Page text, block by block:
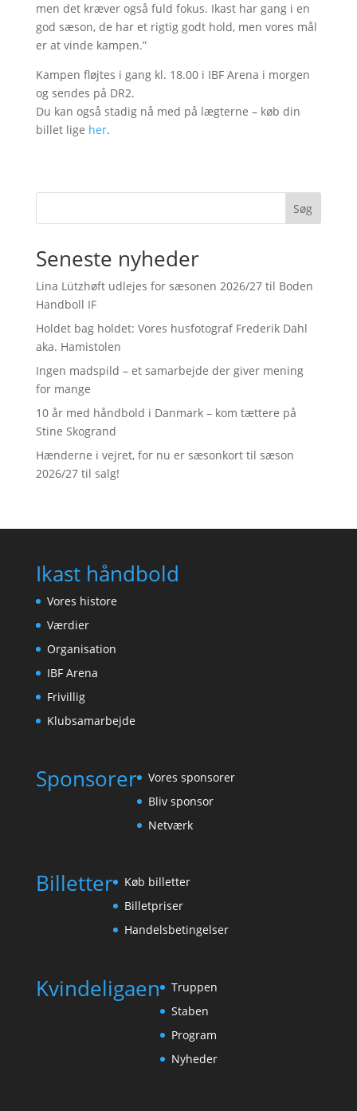
men det kræver også fuld fokus. Ikast har gang i en
god sæson, de har et rigtig godt hold, men vores mål
er at vinde kampen.”
Kampen fløjtes i gang kl. 18.00 i IBF Arena i morgen
og sendes på DR2.
Du kan også stadig nå med på lægterne – køb din
billet lige her.
Søg
Seneste nyheder
Lina Lützhøft udlejes for sæsonen 2026/27 til Boden
Handboll IF
Holdet bag holdet: Vores husfotograf Frederik Dahl
aka. Hamistolen
Ingen madspild – et samarbejde der giver mening
for mange
10 år med håndbold i Danmark – kom tættere på
Stine Skogrand
Hænderne i vejret, for nu er sæsonkort til sæson
2026/27 til salg!
Ikast håndbold
Vores histore
Værdier
Organisation
IBF Arena
Frivillig
Klubsamarbejde
Sponsorer
Vores sponsorer
Bliv sponsor
Netværk
Billetter
Køb billetter
Billetpriser
Handelsbetingelser
Kvindeligaen
Truppen
Staben
Program
Nyheder